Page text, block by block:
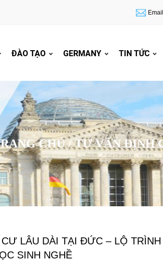
ĐÀO TẠO GERMANY TIN TỨC
CHỦ / TƯ VẤN ĐỊNH
LÂU DÀI TẠI ĐỨC – LỘ TRÌNH
SINH NGHỀ